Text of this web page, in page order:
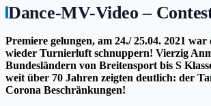
Dance-MV-Video –
Premiere gelungen, am 24./ 25.04. 2021 war
wieder Turnierluft schnuppern! Vierzig
Bundesländern von Breitensport bis S
weit über 70 Jahren zeigten deutlich: der
Corona Beschränkungen!